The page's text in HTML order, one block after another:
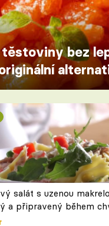
bez
salát s uzenou
a připravený během